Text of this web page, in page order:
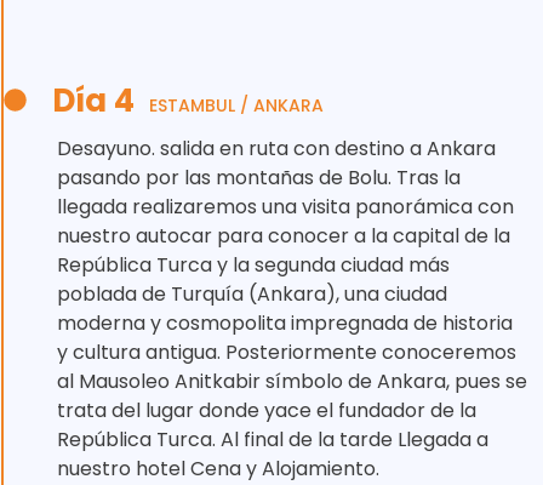
Día 4 ESTAMBUL / ANKARA
Desayuno. salida en ruta con destino a Ankara
pasando por las montañas de Bolu. Tras la
llegada realizaremos una visita panorámica con
nuestro autocar para conocer a la capital de la
República Turca y la segunda ciudad más
poblada de Turquía (Ankara), una ciudad
moderna y cosmopolita impregnada de historia
y cultura antigua. Posteriormente conoceremos
al Mausoleo Anitkabir símbolo de Ankara, pues se
trata del lugar donde yace el fundador de la
República Turca. Al final de la tarde Llegada a
nuestro hotel Cena y Alojamiento.